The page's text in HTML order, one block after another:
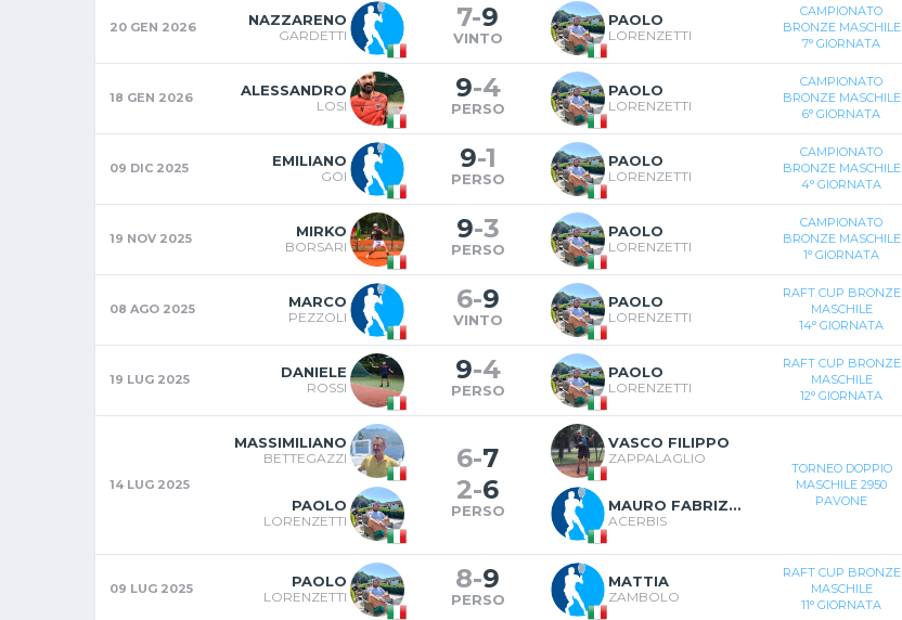
20 GEN 2026 NAZZARENO
GARDETTI
7-9
VINTO
PAOLO
LORENZETTI
CAMPIONATO
BRONZE MASCHILE
7° GIORNATA
18 GEN 2026 ALESSANDRO
LOSI
9-4
PERSO
PAOLO
LORENZETTI
CAMPIONATO
BRONZE MASCHILE
6° GIORNATA
09 DIC 2025 EMILIANO
GOI
9-1
PERSO
PAOLO
LORENZETTI
CAMPIONATO
BRONZE MASCHILE
4° GIORNATA
19 NOV 2025 MIRKO
BORSARI
9-3
PERSO
PAOLO
LORENZETTI
CAMPIONATO
BRONZE MASCHILE
1° GIORNATA
08 AGO 2025 MARCO
PEZZOLI
6-9
VINTO
PAOLO
LORENZETTI
RAFT CUP BRONZE
MASCHILE
14° GIORNATA
19 LUG 2025 DANIELE
ROSSI
9-4
PERSO
PAOLO
LORENZETTI
RAFT CUP BRONZE
MASCHILE
12° GIORNATA
14 LUG 2025
MASSIMILIANO
BETTEGAZZI
PAOLO
LORENZETTI
6-7
2-6
PERSO
VASCO FILIPPO
ZAPPALAGLIO
MAURO FABRIZIO
ACERBIS
TORNEO DOPPIO
MASCHILE 2950
PAVONE
09 LUG 2025 PAOLO
LORENZETTI
8-9
PERSO
MATTIA
ZAMBOLO
RAFT CUP BRONZE
MASCHILE
11° GIORNATA